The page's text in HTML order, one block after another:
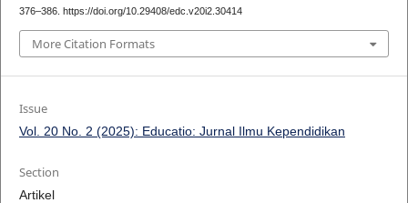
376–386. https://doi.org/10.29408/edc.v20i2.30414
More Citation Formats
Issue
Vol. 20 No. 2 (2025): Educatio: Jurnal Ilmu Kependidikan
Section
Artikel